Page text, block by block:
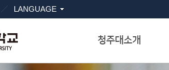
LANGUAGE
청주대소개